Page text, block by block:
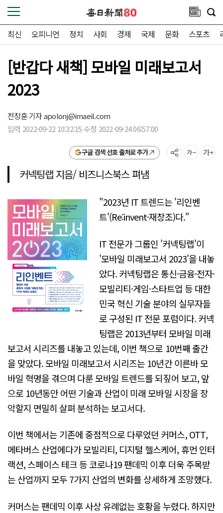
최신 오피니언 정치 사회 경제 국제 문화 스포츠
[반갑다 새책] 모바일 미래보고서
2023
전창훈 기자apolonj@imaeil.com
입력 2022-09-22 10:32:15 수정 2022-09-24 06:57:00
구글 검색 선호 출처로 추가
커넥팅랩 지음/ 비즈니스북스 펴냄
"2023년 IT 트렌드는 '리인벤
트'(Re:invent·재창조)다."
IT 전문가 그룹인 '커넥팅랩'이
'모바일 미래보고서 2023'을 내놓
았다. 커넥팅랩은 통신·금융·전자·
모빌리티·게임·스타트업 등 대한
민국 혁신 기술 분야의 실무자들
로 구성된 IT 전문 포럼이다. 커넥
팅랩은 2013년부터 모바일 미래
보고서 시리즈를 내놓고 있는데, 이번 책으로 10번째 출간
을 맞았다. 모바일 미래보고서 시리즈는 10년간 이른바 모
바일 혁명을 겪으며 다룬 모바일 트렌드를 되짚어 보고, 앞
으로 10년동안 어떤 기술과 산업이 미래 모바일 시장을 장
악할지 면밀히 살펴 분석하는 보고서다.
이번 책에서는 기존에 중점적으로 다루었던 커머스, OTT,
메타버스 산업에다가 모빌리티, 디지털 헬스케어, 휴먼 인터
랙션, 스페이스 테크 등 코로나19 팬데믹 이후 더욱 주목받
는 산업까지 모두 7가지 산업의 변화를 상세하게 조망했다.
커머스는 팬데믹 이후 사상 유례없는 호황을 누렸다. 하지만